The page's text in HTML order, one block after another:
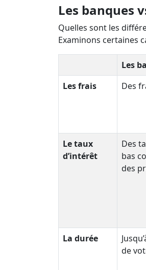
Les banques
Quelles sont les
Examinons certaines
Les
Les frais
Des
Le taux
d’intérêt
Des
bas
des
La durée
de